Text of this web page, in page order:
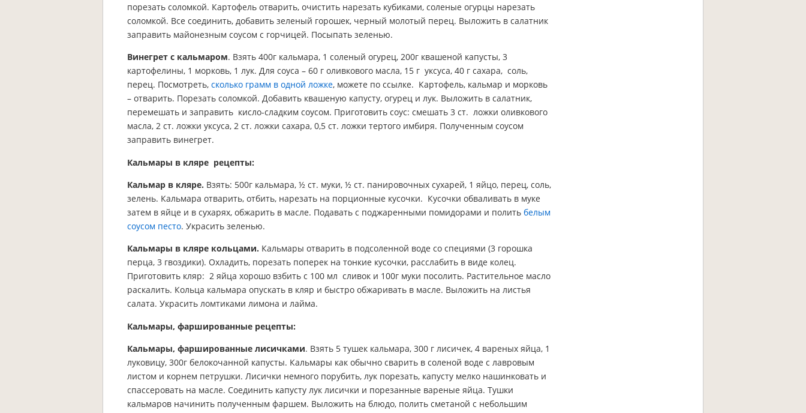
порезать соломкой. Картофель отварить, очистить нарезать кубиками, соленые огурцы нарезать
соломкой. Все соединить, добавить зеленый горошек, черный молотый перец. Выложить в салатник
заправить майонезным соусом с горчицей. Посыпать зеленью.
Винегрет с кальмаром. Взять 400г кальмара, 1 соленый огурец, 200г квашеной капусты, 3
картофелины, 1 морковь, 1 лук. Для соуса – 60 г оливкового масла, 15 г уксуса, 40 г сахара, соль,
перец. Посмотреть, сколько грамм в одной ложке, можете по ссылке. Картофель, кальмар и морковь
– отварить. Порезать соломкой. Добавить квашеную капусту, огурец и лук. Выложить в салатник,
перемешать и заправить кисло-сладким соусом. Приготовить соус: смешать 3 ст. ложки оливкового
масла, 2 ст. ложки уксуса, 2 ст. ложки сахара, 0,5 ст. ложки тертого имбиря. Полученным соусом
заправить винегрет.
Кальмары в кляре рецепты:
Кальмар в кляре. Взять: 500г кальмара, ½ ст. муки, ½ ст. панировочных сухарей, 1 яйцо, перец, соль,
зелень. Кальмара отварить, отбить, нарезать на порционные кусочки. Кусочки обваливать в муке
затем в яйце и в сухарях, обжарить в масле. Подавать с поджаренными помидорами и полить белым
соусом песто. Украсить зеленью.
Кальмары в кляре кольцами. Кальмары отварить в подсоленной воде со специями (3 горошка
перца, 3 гвоздики). Охладить, порезать поперек на тонкие кусочки, расслабить в виде колец.
Приготовить кляр: 2 яйца хорошо взбить с 100 мл сливок и 100г муки посолить. Растительное масло
раскалить. Кольца кальмара опускать в кляр и быстро обжаривать в масле. Выложить на листья
салата. Украсить ломтиками лимона и лайма.
Кальмары, фаршированные рецепты:
Кальмары, фаршированные лисичками. Взять 5 тушек кальмара, 300 г лисичек, 4 вареных яйца, 1
луковицу, 300г белокочанной капусты. Кальмары как обычно сварить в соленой воде с лавровым
листом и корнем петрушки. Лисички немного порубить, лук порезать, капусту мелко нашинковать и
спассеровать на масле. Соединить капусту лук лисички и порезанные вареные яйца. Тушки
кальмаров начинить полученным фаршем. Выложить на блюдо, полить сметаной с небольшим